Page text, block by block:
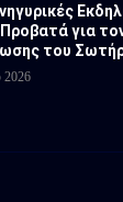
για
του
2026